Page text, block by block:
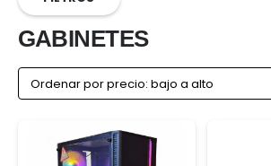
GABINETES